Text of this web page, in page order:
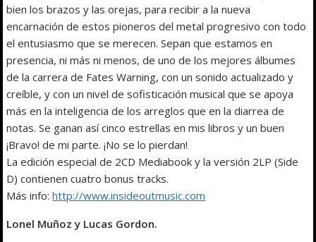
bien los brazos y las orejas, para recibir a la nueva
encarnación de estos pioneros del metal progresivo con todo
el entusiasmo que se merecen. Sepan que estamos en
presencia, ni más ni menos, de uno de los mejores álbumes
de la carrera de Fates Warning, con un sonido actualizado y
creíble, y con un nivel de sofisticación musical que se apoya
más en la inteligencia de los arreglos que en la diarrea de
notas. Se ganan así cinco estrellas en mis libros y un buen
¡Bravo! de mi parte. ¡No se lo pierdan!
La edición especial de 2CD Mediabook y la versión 2LP (Side
D) contienen cuatro bonus tracks.
Más info:http://www.insideoutmusic.com
Lonel Muñoz y Lucas Gordon.